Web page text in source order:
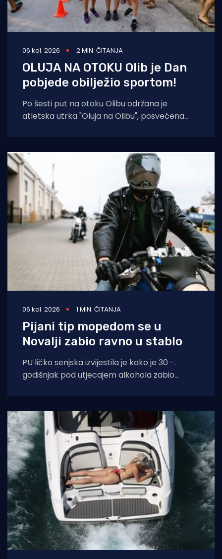
06 kol. 2026 2 MIN. ČITANJA
OLUJA NA OTOKU Olib je Dan
pobjede obilježio sportom!
Po šesti put na otoku Olibu održana je
atletska utrka "Oluja na Olibu", posvećena
06 kol. 2026 1 MIN. ČITANJA
Pijani tip mopedom se u
Novalji zabio ravno u stablo
PU ličko senjska izvijestila je kako je 30 -.
godišnjak pod utjecajem alkohola zabio